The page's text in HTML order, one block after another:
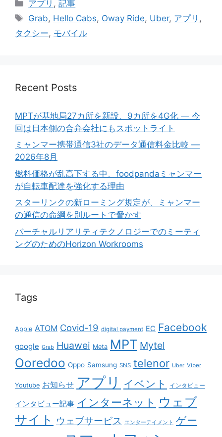
アプリ ,記事
Tags
Grab, Hello Cabs, Oway Ride, Uber, アプリ ,
タクシー, モバイル
Recent Posts
MPTが基地局27カ所を新設、9カ所を4G化 ― 今
回は日本側の合弁会社にもスポットライト
ミャンマー携帯通信3社のデータ通信料金比較 ―
2026年8月
燃料価格が乱高下する中、foodpandaミャンマー
が自転車配達を強化する理由
スターリンクの新ローミング規定が、ミャンマー
の通信の命綱を別ルートで脅かす
バーチャルリアリティテクノロジーでのミーティ
ングのためのHorizon Workrooms
Tags
Apple ATOM Covid-19 digital payment EC Facebook
google Grab Huawei Meta MPT Mytel
Ooredoo Oppo Samsung SNS telenor Uber Viber
Youtube お知らせ アプリ イベント インタビュー
インタビュー記事 インターネット ウェブ
サイト ウェブサービス エンターテイメント ゲー